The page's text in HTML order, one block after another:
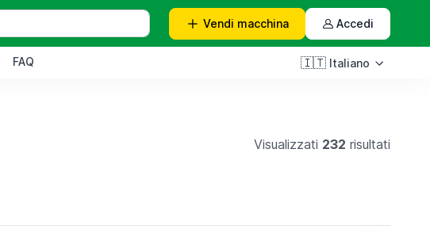
Vendi macchina Accedi
FAQ 🇮🇹 Italiano
Visualizzati 232 risultati